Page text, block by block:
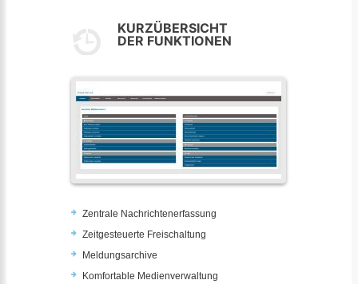
KURZÜBERSICHT
DER FUNKTIONEN
Zentrale Nachrichtenerfassung
Zeitgesteuerte Freischaltung
Meldungsarchive
Komfortable Medienverwaltung